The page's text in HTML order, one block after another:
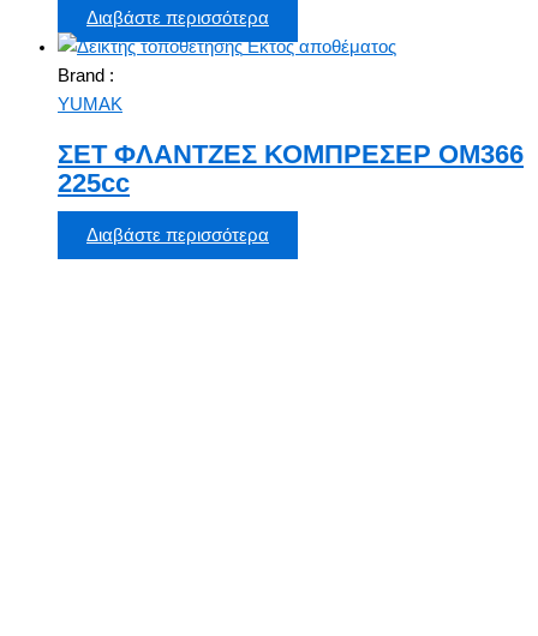
Διαβάστε περισσότερα
Εκτός αποθέματος
Brand :
YUMAK
ΣΕΤ ΦΛΑΝΤΖΕΣ ΚΟΜΠΡΕΣΕΡ ΟΜ366
225cc
Διαβάστε περισσότερα